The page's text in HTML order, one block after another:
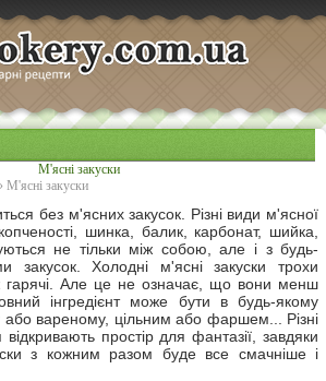
М'ясні закуски
М'ясні закуски
без м'ясних закусок. Різні види м'ясної
шинка, балик, карбонат, шийка,
не тільки між собою, але і з будь-
закусок. Холодні м'ясні закуски трохи
гарячі. Але це не означає, що вони менш
інгредієнт може бути в будь-якому
або вареному, цільним або фаршем... Різні
простір для фантазії, завдяки
з кожним разом буде все смачніше і